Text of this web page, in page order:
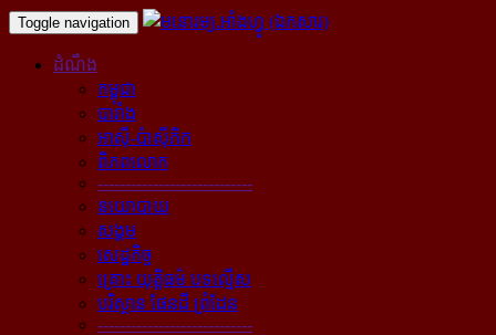
Toggle navigation
ដំណឹង
កម្ពុជា
បារាំង
អាស៊ី-ប៉ាស៊ីភិក
ពិភពលោក
----------------------------
នយោបាយ
សង្គម
សេដ្ឋកិច្ច
គ្រោះ យុត្តិធម៌ បទល្មើស
បរិស្ថាន ផែនដី ព្រំដែន
----------------------------